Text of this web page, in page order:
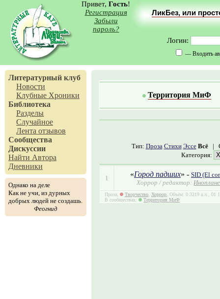
Привет, Гость!
Регистрация
Забыли
пароль?
ЛикБез, или
Логин:
— Входить
Литературный клуб
Новости
Клубные Хроники
Библиотека
Разделы
Случайное
Лента отзывов
Сообщества
Дискуссии
Найти Автора
Дневники
Однако на деле
Как не учи, из дурных
добрых людей не создашь.
Феогнид
Территория МиФ
Тип: Проза Стихи Эссе Всё |
Категория:
1 «Город падших» - SID (El
Хоррор / редактор:
Проза, Творчество Хоррор , Объём: 0.3219 а.л., 01
В сообществах:
Территория МиФ